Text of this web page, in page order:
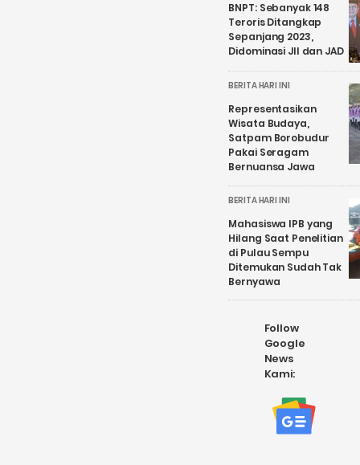
BNPT: Sebanyak 148
Teroris Ditangkap
Sepanjang 2023,
Didominasi JII dan JAD
BERITA HARI INI
Representasikan
Wisata Budaya,
Satpam Borobudur
Pakai Seragam
Bernuansa Jawa
BERITA HARI INI
Mahasiswa IPB yang
Hilang Saat Penelitian
di Pulau Sempu
Ditemukan Sudah Tak
Bernyawa
Follow
Google
News
Kami: